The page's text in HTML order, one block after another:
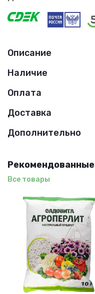
Описание
Наличие
Оплата
Доставка
Дополнительно
Рекомендованные
Все товары